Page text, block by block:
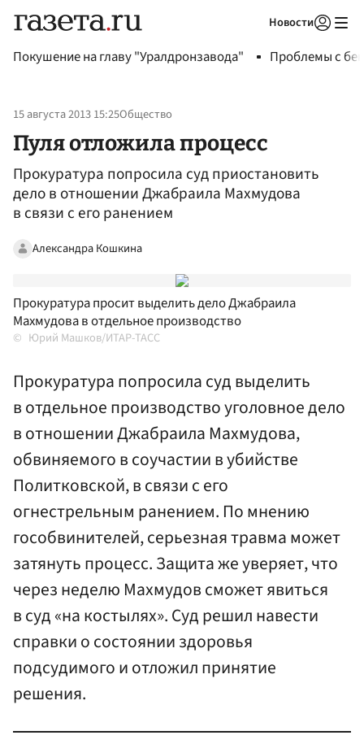
Новости
Покушение на главу "Уралдронзавода" Проблемы с
15 августа 2013 15:25Общество
Пуля отложила процесс
Прокуратура попросила суд приостановить
дело в отношении Джабраила Махмудова
в связи с его ранением
Александра Кошкина
Прокуратура просит выделить дело Джабраила
Махмудова в отдельное производство
Юрий Машков/ИТАР-ТАСС
Прокуратура попросила суд выделить
в отдельное производство уголовное дело
в отношении Джабраила Махмудова,
обвиняемого в соучастии в убийстве
Политковской, в связи с его
огнестрельным ранением. По мнению
гособвинителей, серьезная травма может
затянуть процесс. Защита же уверяет, что
через неделю Махмудов сможет явиться
в суд «на костылях». Суд решил навести
справки о состоянии здоровья
подсудимого и отложил принятие
решения.